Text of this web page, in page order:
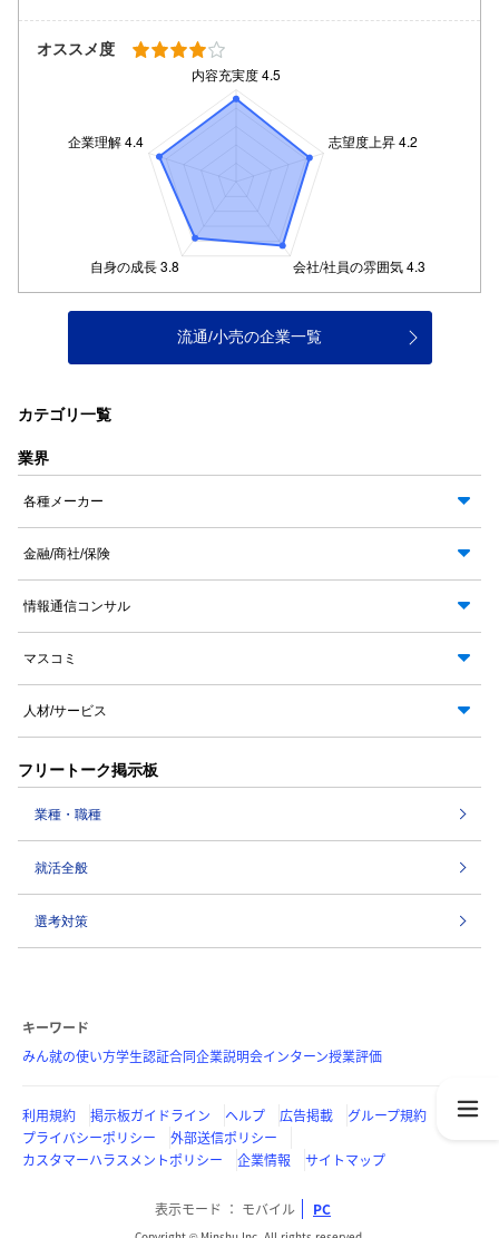
オススメ度
流通/小売の企業一覧
カテゴリ一覧
業界
各種メーカー
金融/商社/保険
情報通信コンサル
マスコミ
人材/サービス
フリートーク掲示板
業種・職種
就活全般
選考対策
キーワード
みん就の使い方学生認証合同企業説明会インターン授業評価
利用規約 掲示板ガイドライン ヘルプ 広告掲載
グループ規約
プライバシーポリシー
外部送信ポリシー
カスタマーハラスメントポリシー
企業情報 サイトマップ
表示モード モバイル PC